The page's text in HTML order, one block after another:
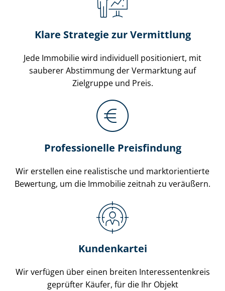
Klare Strategie zur Vermittlung
Jede Immobilie wird individuell positioniert, mit
sauberer Abstimmung der Vermarktung auf
Zielgruppe und Preis.
Professionelle Preisfindung
Wir erstellen eine realistische und markt­ori­en­tier­te
Bewertung, um die Immobilie zeitnah zu veräußern.
Kundenkartei
Wir verfügen über einen breiten In­ter­es­sen­ten­kreis
geprüfter Käufer, für die Ihr Objekt